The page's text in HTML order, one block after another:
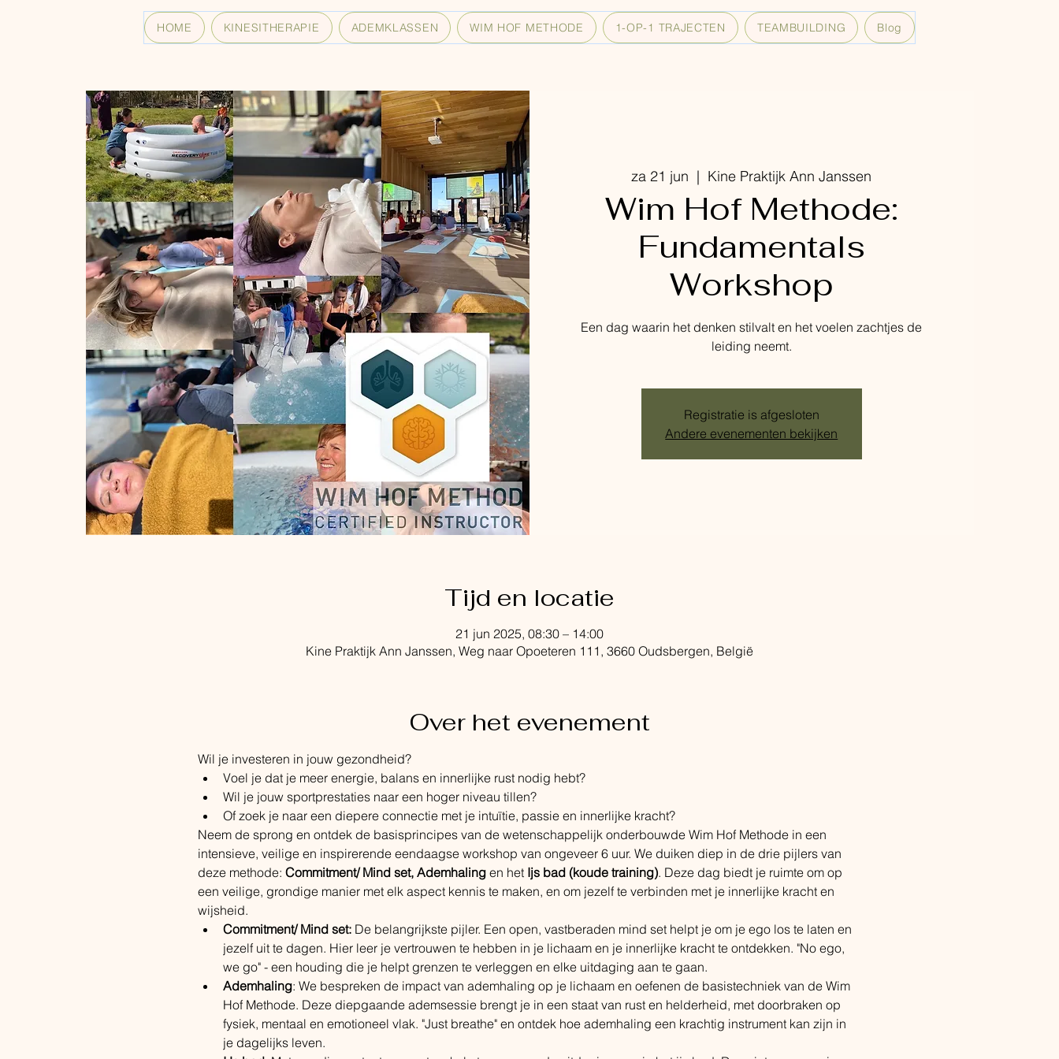
HOME KINESITHERAPIE ADEMKLASSEN WIM HOF METHODE 1-OP-1 TRAJECTEN TEAMBUILDING Blog
za 21 jun
  |
Kine Praktijk Ann Janssen
Wim Hof Methode:
Fundamentals
Workshop
Een dag waarin het denken stilvalt en het voelen zachtjes de
leiding neemt.
Registratie is afgesloten
Andere evenementen bekijken
Tijd en locatie
21 jun 2025, 08:30 – 14:00
Kine Praktijk Ann Janssen, Weg naar Opoeteren 111, 3660 Oudsbergen, België
Over het evenement
Wil je investeren in jouw gezondheid?
Voel je dat je meer energie, balans en innerlijke rust nodig hebt?
Wil je jouw sportprestaties naar een hoger niveau tillen?
Of zoek je naar een diepere connectie met je intuïtie, passie en innerlijke kracht?
Neem de sprong en ontdek de basisprincipes van de wetenschappelijk onderbouwde Wim Hof Methode in een
intensieve, veilige en inspirerende eendaagse workshop van ongeveer 6 uur. We duiken diep in de drie pijlers van
deze methode: Commitment/ Mind set, Ademhaling en het Ijs bad (koude training). Deze dag biedt je ruimte om op
een veilige, grondige manier met elk aspect kennis te maken​, en om jezelf te verbinden met je innerlijke kracht en
wijsheid.
Commitment/ Mind set: De belangrijkste pijler. Een open, vastberaden mind set helpt je om je ego los te laten en
jezelf uit te dagen. Hier leer je vertrouwen te hebben in je lichaam en je innerlijke kracht te ontdekken. "No ego,
we go" - een houding die je helpt grenzen te verleggen en elke uitdaging aan te gaan.
Ademhaling: We bespreken de impact van ademhaling op je lichaam en oefenen de basistechniek van de Wim
Hof Methode. Deze diepgaande ademsessie brengt je in een staat van rust en helderheid, met doorbraken op
fysiek, mentaal en emotioneel vlak. "Just breathe" en ontdek hoe ademhaling een krachtig instrument kan zijn in
je dagelijks leven.